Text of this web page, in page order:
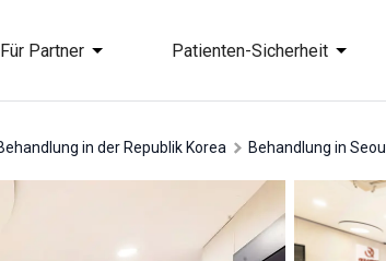
Für Partner Patienten-Sicherheit
Behandlung in der Republik Korea Behandlung in Seoul